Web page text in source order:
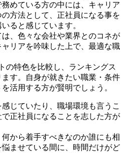
めている方の中には、キャリア
方法として、正社員になる事を
ると感じています。
、色々な会社や業界とのコネが
リアを吟味した上で、最適な職
の特色を比較し、ランキングス
す。自身が就きたい職業・条件
活用する方が賢明でしょう。
じていたり、職場環境も言うこ
正社員になることを志した方が
何から着手すべきなのか誰にも相
ませている間に、時間だけがど